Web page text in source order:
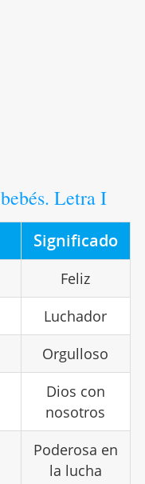
Letra I
Significado
Feliz
Luchador
Orgulloso
Dios con
nosotros
Poderosa en
la lucha